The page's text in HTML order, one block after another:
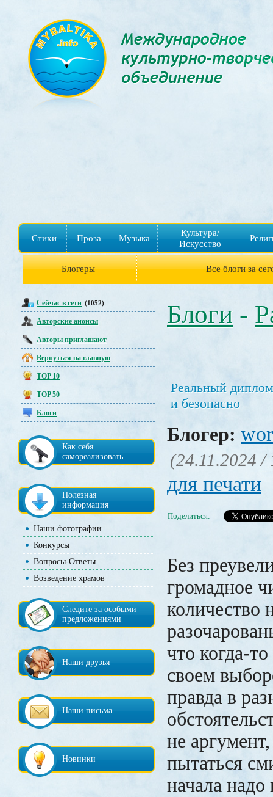
Стихи Проза Музыка
Культура/
Искусство
Блогеры Все блоги за
Сейчас в сети (1052)
Авторские анонсы
Авторы приглашают
Вернуться на главную
TOP 10
TOP 50
Блоги
Как себя
самореализовать
Полезная
информация
Наши фотографии
Конкурсы
Вопросы-Ответы
Возведение храмов
Следите за особыми
предложениями
Наши друзья
Наши письма
Новинки
Блоги -
Реальный
и безопасно
Блогер:
(24.11.2024 /
для печати
Поделиться:
Без
громадное
количество
что когда-
своем
правда в
не
пытаться
начала надо